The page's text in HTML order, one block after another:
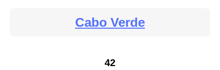
Cabo Verde
42